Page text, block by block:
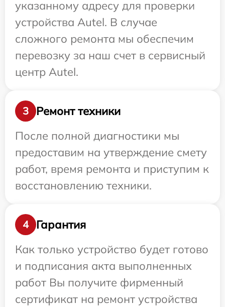
указанному адресу для проверки
устройства Autel. В случае
сложного ремонта мы обеспечим
перевозку за наш счет в сервисный
центр Autel.
3
Ремонт техники
После полной диагностики мы
предоставим на утверждение смету
работ, время ремонта и приступим к
восстановлению техники.
4
Гарантия
Как только устройство будет готово
и подписания акта выполненных
работ Вы получите фирменный
сертификат на ремонт устройства